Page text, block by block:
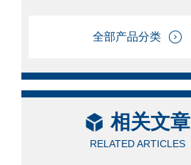
全部产品分类
相关文章
RELATED ARTICLES